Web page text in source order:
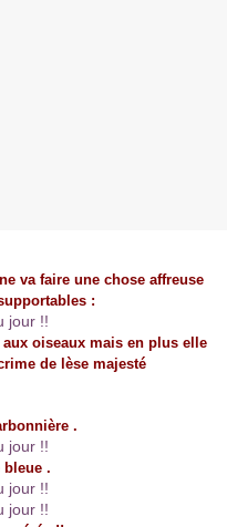
va faire une chose affreuse
:
oiseaux mais en plus elle
de lèse majesté
.
bleue .